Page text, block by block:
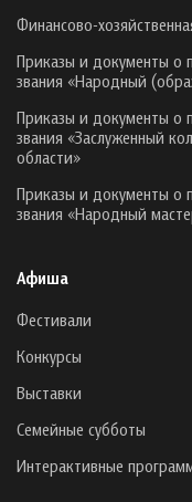
Финансово-
Приказы и документы о
звания «Народный
Приказы и документы о
звания «Заслуженный
области»
Приказы и документы о
звания «Народный
Афиша
Фестивали
Конкурсы
Выставки
Семейные субботы
Интерактивные